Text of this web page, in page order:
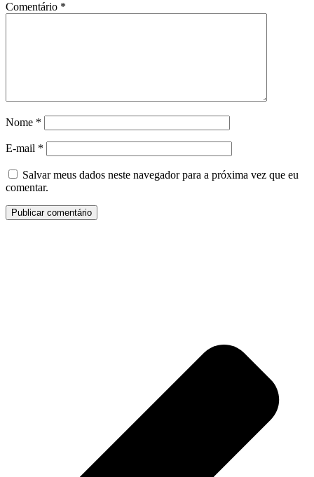
Comentário *
Nome *
E-mail *
Salvar meus dados neste navegador para a próxima vez que eu
comentar.